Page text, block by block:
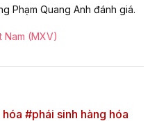
Phạm Quang Anh đánh giá.
Nam (MXV)
#phái sinh hàng hóa